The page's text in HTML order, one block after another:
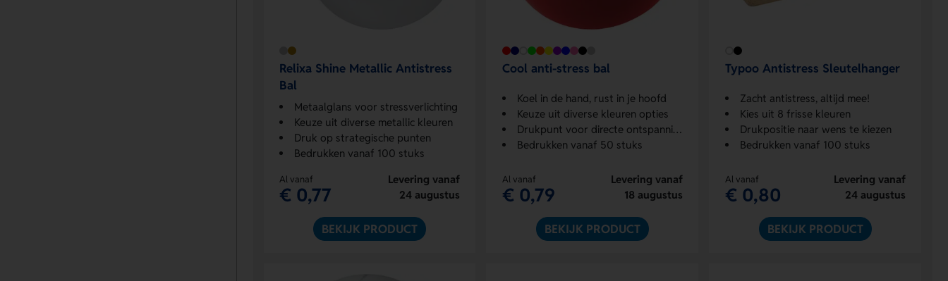
Relixa Shine Metallic Antistress
Bal
Metaalglans voor stressverlichting
Keuze uit diverse metallic kleuren
Druk op strategische punten
Bedrukken vanaf 100 stuks
Al vanaf
€ 0,77
Levering vanaf
24 augustus
BEKIJK PRODUCT
Cool anti-stress bal
Koel in de hand, rust in je hoofd
Keuze uit diverse kleuren opties
Drukpunt voor directe ontspanning
Bedrukken vanaf 50 stuks
Al vanaf
€ 0,79
Levering vanaf
18 augustus
BEKIJK PRODUCT
Typoo Antistress Sleutelhanger
Zacht antistress, altijd mee!
Kies uit 8 frisse kleuren
Drukpositie naar wens te kiezen
Bedrukken vanaf 100 stuks
Al vanaf
€ 0,80
Levering vanaf
24 augustus
BEKIJK PRODUCT